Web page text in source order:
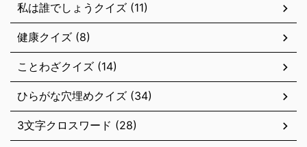
私は誰でしょうクイズ (11)
健康クイズ (8)
ことわざクイズ (14)
ひらがな穴埋めクイズ (34)
3文字クロスワード (28)